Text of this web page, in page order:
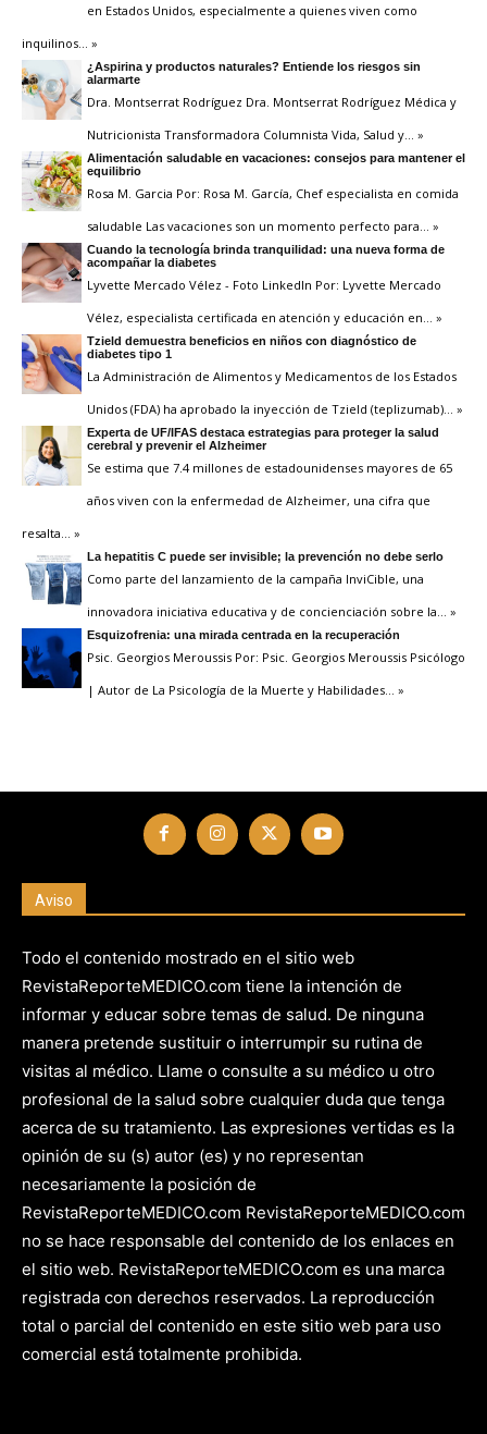
en Estados Unidos, especialmente a quienes viven como
inquilinos … »
¿Aspirina y productos naturales? Entiende los riesgos sin
alarmarte
Dra. Montserrat Rodríguez Dra. Montserrat Rodríguez Médica y
Nutricionista Transformadora Columnista Vida, Salud y … »
Alimentación saludable en vacaciones: consejos para mantener el
equilibrio
Rosa M. Garcia Por: Rosa M. García, Chef especialista en comida
saludable Las vacaciones son un momento perfecto para … »
Cuando la tecnología brinda tranquilidad: una nueva forma de
acompañar la diabetes
Lyvette Mercado Vélez - Foto LinkedIn Por: Lyvette Mercado
Vélez, especialista certificada en atención y educación en … »
Tzield demuestra beneficios en niños con diagnóstico de
diabetes tipo 1
La Administración de Alimentos y Medicamentos de los Estados
Unidos (FDA) ha aprobado la inyección de Tzield (teplizumab) … »
Experta de UF/IFAS destaca estrategias para proteger la salud
cerebral y prevenir el Alzheimer
Se estima que 7.4 millones de estadounidenses mayores de 65
años viven con la enfermedad de Alzheimer, una cifra que
resalta … »
La hepatitis C puede ser invisible; la prevención no debe serlo
Como parte del lanzamiento de la campaña InviCible, una
innovadora iniciativa educativa y de concienciación sobre la … »
Esquizofrenia: una mirada centrada en la recuperación
Psic. Georgios Meroussis Por: Psic. Georgios Meroussis Psicólogo
| Autor de La Psicología de la Muerte y Habilidades … »
Aviso
Todo el contenido mostrado en el sitio web
RevistaReporteMEDICO.com tiene la intención de
informar y educar sobre temas de salud. De ninguna
manera pretende sustituir o interrumpir su rutina de
visitas al médico. Llame o consulte a su médico u otro
profesional de la salud sobre cualquier duda que tenga
acerca de su tratamiento. Las expresiones vertidas es la
opinión de su (s) autor (es) y no representan
necesariamente la posición de
RevistaReporteMEDICO.com RevistaReporteMEDICO.com
no se hace responsable del contenido de los enlaces en
el sitio web. RevistaReporteMEDICO.com es una marca
registrada con derechos reservados. La reproducción
total o parcial del contenido en este sitio web para uso
comercial está totalmente prohibida.